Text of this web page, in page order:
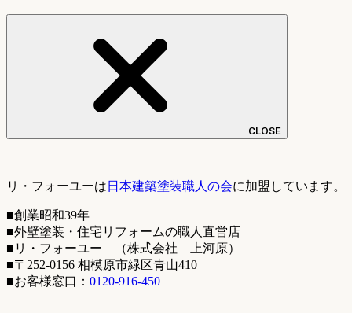
CLOSE
リ・フォーユーは 日本建築塗装職人の会に加盟しています。
■創業昭和39年
■外壁塗装・住宅リフォームの職人直営店
■リ・フォーユー （株式会社 上河原）
■〒252-0156 相模原市緑区青山410
■お客様窓口： 0120-916-450